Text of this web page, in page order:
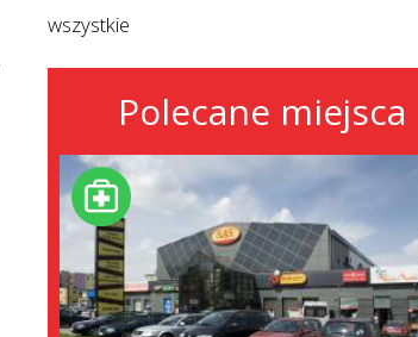
wszystkie
Polecane miejsca